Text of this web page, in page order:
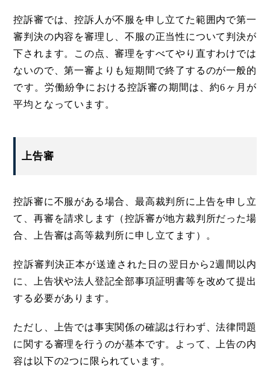
控訴審では、控訴人が不服を申し立てた範囲内で第一
審判決の内容を審理し、不服の正当性について判決が
下されます。この点、審理をすべてやり直すわけでは
ないので、第一審よりも短期間で終了するのが一般的
です。労働紛争における控訴審の期間は、約6ヶ月が
平均となっています。
上告審
控訴審に不服がある場合、最高裁判所に上告を申し立
て、再審を請求します（控訴審が地方裁判所だった場
合、上告審は高等裁判所に申し立てます）。
控訴審判決正本が送達された日の翌日から2週間以内
に、上告状や法人登記全部事項証明書等を改めて提出
する必要があります。
ただし、上告では事実関係の確認は行わず、法律問題
に関する審理を行うのが基本です。よって、上告の内
容は以下の2つに限られています。